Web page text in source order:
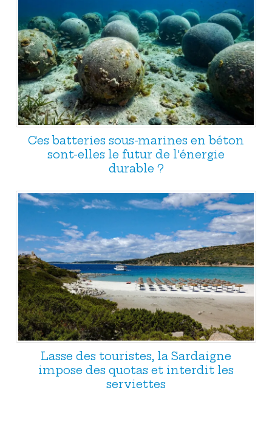
Ces batteries sous-marines en béton
sont-elles le futur de l'énergie
durable ?
Lasse des touristes, la Sardaigne
impose des quotas et interdit les
serviettes